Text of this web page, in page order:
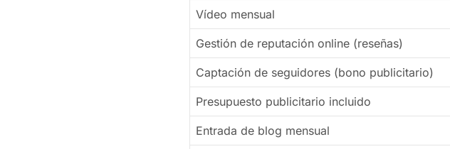
Vídeo mensual
Gestión de reputación online (reseñas)
Captación de seguidores (bono publicitario)
Presupuesto publicitario incluido
Entrada de blog mensual